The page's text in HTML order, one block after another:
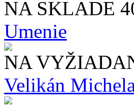
NA SKLADE
Umenie
NA
Velikán